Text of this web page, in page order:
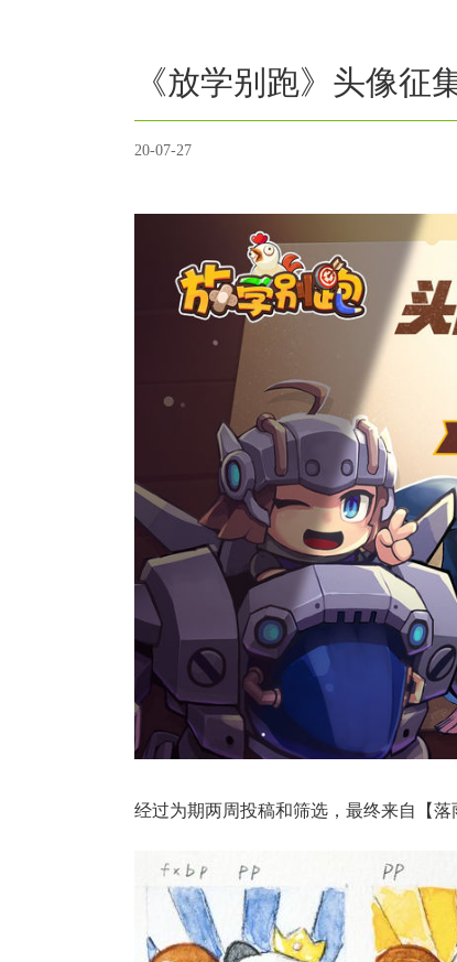
《放学别跑》头像征
20-07-27
经过为期两周投稿和筛选，最终来自【